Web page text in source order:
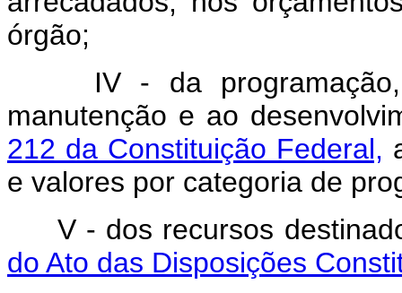
órgão;
IV - da
manutenção e ao
212 da Constituição Federal,
e valores por categoria de
V - dos recursos
do Ato das Disposições